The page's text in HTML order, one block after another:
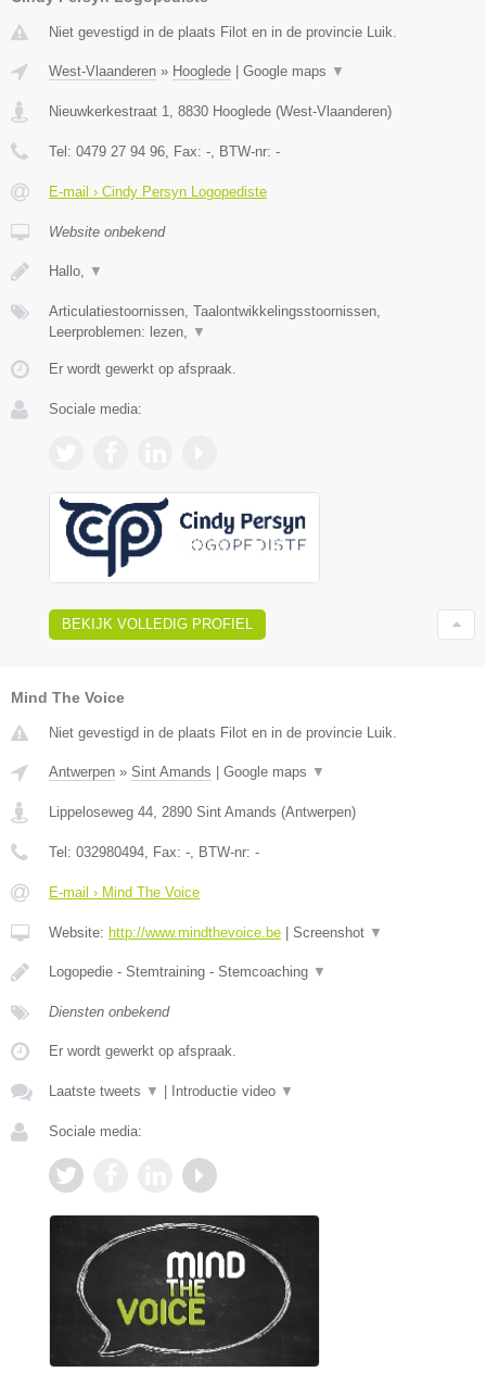
Niet gevestigd in de plaats Filot en in de provincie Luik.
West-Vlaanderen » Hooglede | Google maps ▼
Nieuwkerkestraat 1 8830 Hooglede (West-Vlaanderen)
Tel: 0479 27 94 96 , Fax: - , BTW-nr: -
E-mail › Cindy Persyn Logopediste
Website onbekend
Hallo, ▼
Articulatiestoornissen, Taalontwikkelingsstoornissen,
Leerproblemen: lezen,
▼
Er wordt gewerkt op afspraak.
Sociale media:
BEKIJK VOLLEDIG PROFIEL
Mind The Voice
Niet gevestigd in de plaats Filot en in de provincie Luik.
Antwerpen » Sint Amands Google maps ▼
Lippeloseweg 44, 2890 Sint Amands (Antwerpen)
Tel: 032980494, Fax: -, BTW-nr: -
E-mail › Mind The Voice
Website: http://www.mindthevoice.be Screenshot ▼
Logopedie - Stemtraining - Stemcoaching ▼
Diensten onbekend
Er wordt gewerkt op afspraak.
Laatste tweets ▼ Introductie video ▼
Sociale media: